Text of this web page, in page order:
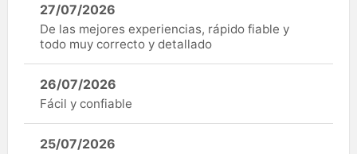
27/07/2026
De las mejores experiencias, rápido fiable y
todo muy correcto y detallado
26/07/2026
Fácil y confiable
25/07/2026